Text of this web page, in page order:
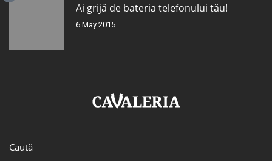
Ai grijă de bateria telefonului tău!
6 May 2015
Caută